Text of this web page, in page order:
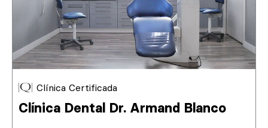
Clínica Certificada
Clínica Dental Dr. Armand Blanco